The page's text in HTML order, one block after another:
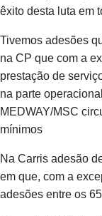
êxito desta luta em
Tivemos adesões
na CP que com a
prestação de
na parte
MEDWAY/MSC
mínimos
Na Carris adesão
em que, com a
adesões entre os